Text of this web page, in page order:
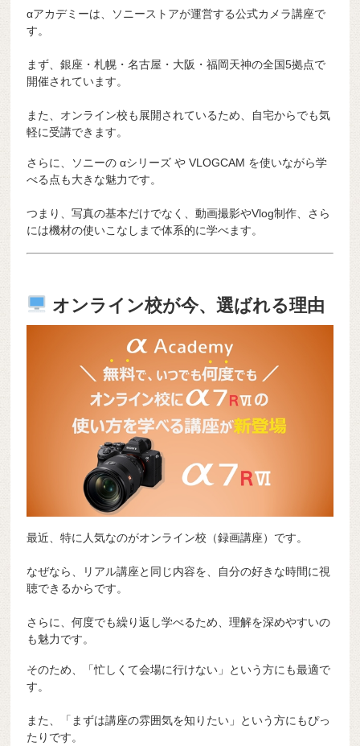
αアカデミーは、ソニーストアが運営する公式カメラ講座で
す。
まず、銀座・札幌・名古屋・大阪・福岡天神の全国5拠点で
開催されています。
また、オンライン校も展開されているため、自宅からでも気
軽に受講できます。
さらに、ソニーの αシリーズ や VLOGCAM を使いながら学
べる点も大きな魅力です。
つまり、写真の基本だけでなく、動画撮影やVlog制作、さら
には機材の使いこなしまで体系的に学べます。
オンライン校が今、選ばれる理由
最近、特に人気なのがオンライン校（録画講座）です。
なぜなら、リアル講座と同じ内容を、自分の好きな時間に視
聴できるからです。
さらに、何度でも繰り返し学べるため、理解を深めやすいの
も魅力です。
そのため、「忙しくて会場に行けない」という方にも最適で
す。
また、「まずは講座の雰囲気を知りたい」という方にもぴっ
たりです。